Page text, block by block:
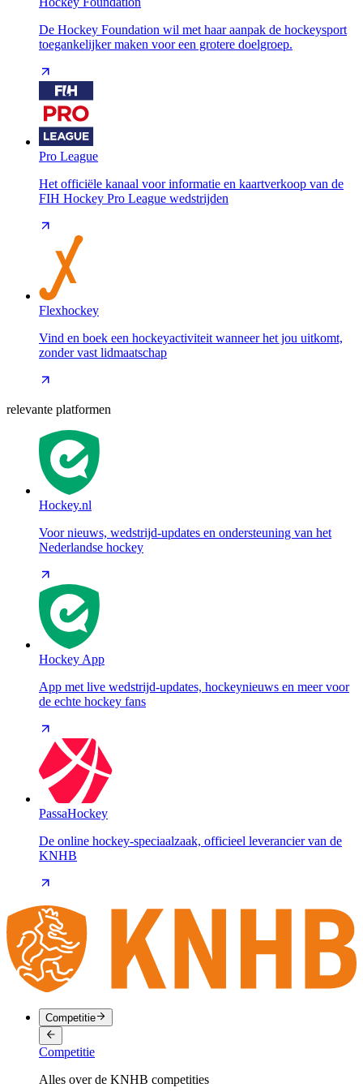
De Hockey Foundation wil met haar aanpak de hockeysport
toegankelijker maken voor een grotere doelgroep.
Pro League
Het officiële kanaal voor informatie en kaartverkoop van de
FIH Hockey Pro League wedstrijden
Flexhockey
Vind en boek een hockeyactiviteit wanneer het jou uitkomt,
zonder vast lidmaatschap
relevante platformen
Hockey.nl
Voor nieuws, wedstrijd-updates en ondersteuning van het
Nederlandse hockey
Hockey App
App met live wedstrijd-updates, hockeynieuws en meer voor
de echte hockey fans
PassaHockey
De online hockey-speciaalzaak, officieel leverancier van de
KNHB
Competitie
Competitie
Alles over de KNHB competities